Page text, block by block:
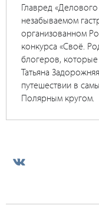
Главред
незабываемом
организованном
конкурса «Своё.
блогеров, которые
Татьяна
путешествии в
Полярным кругом.